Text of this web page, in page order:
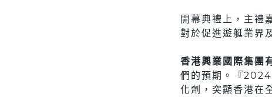
開幕典禮上，主禮
對於促進遊艇業界
香港興業國際集團
們的預期。『2024
化劑，突顯香港在